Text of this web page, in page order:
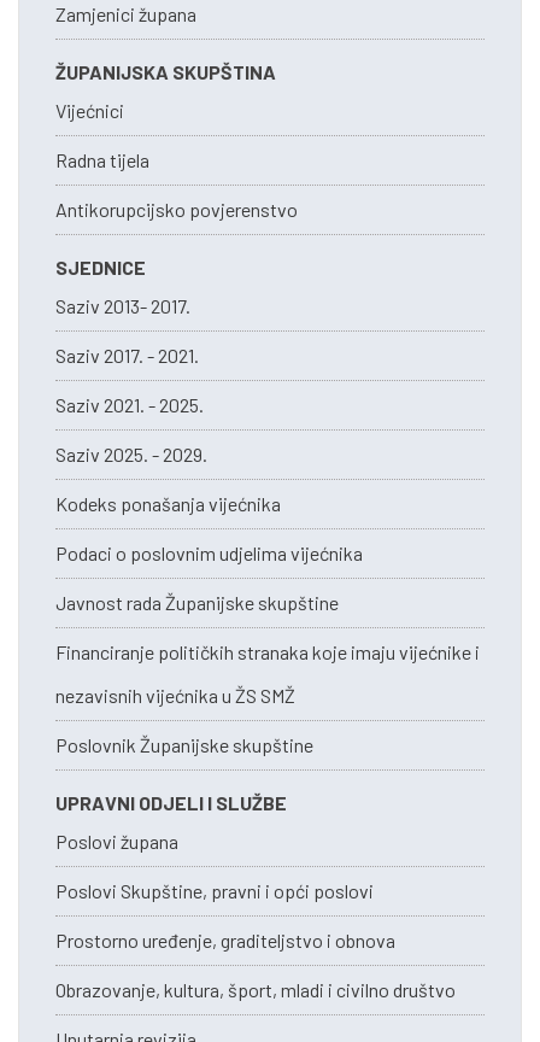
Zamjenici župana
ŽUPANIJSKA SKUPŠTINA
Vijećnici
Radna tijela
Antikorupcijsko povjerenstvo
SJEDNICE
Saziv 2013- 2017.
Saziv 2017. - 2021.
Saziv 2021. - 2025.
Saziv 2025. - 2029.
Kodeks ponašanja vijećnika
Podaci o poslovnim udjelima vijećnika
Javnost rada Županijske skupštine
Financiranje političkih stranaka koje imaju vijećnike i
nezavisnih vijećnika u ŽS SMŽ
Poslovnik Županijske skupštine
UPRAVNI ODJELI I SLUŽBE
Poslovi župana
Poslovi Skupštine, pravni i opći poslovi
Prostorno uređenje, graditeljstvo i obnova
Obrazovanje, kultura, šport, mladi i civilno društvo